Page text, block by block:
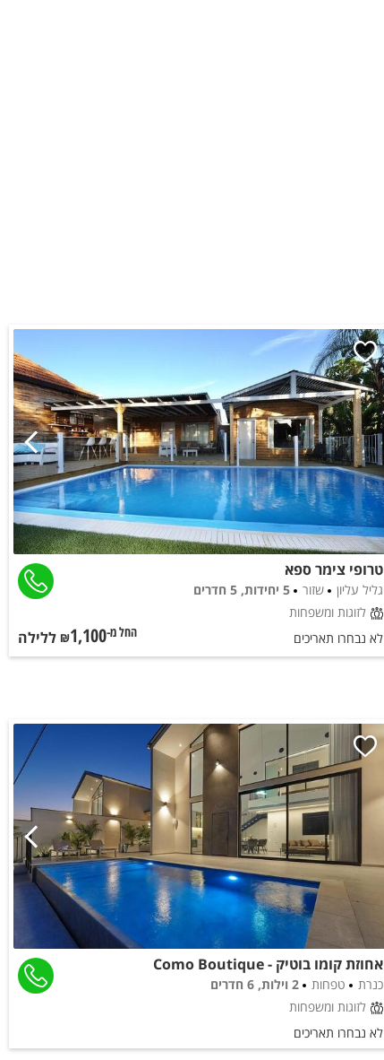
טרופי צימר ספא
גליל עליון שזור
5 יחידות, 5 חדרים
לזוגות ומשפחות
לא נבחרו תאריכים
החל מ-₪1,100 ללילה
אחוזת קומו בוטיק - Como Boutique
כנרת טפחות
2 וילות, 6 חדרים
לזוגות ומשפחות
לא נבחרו תאריכים